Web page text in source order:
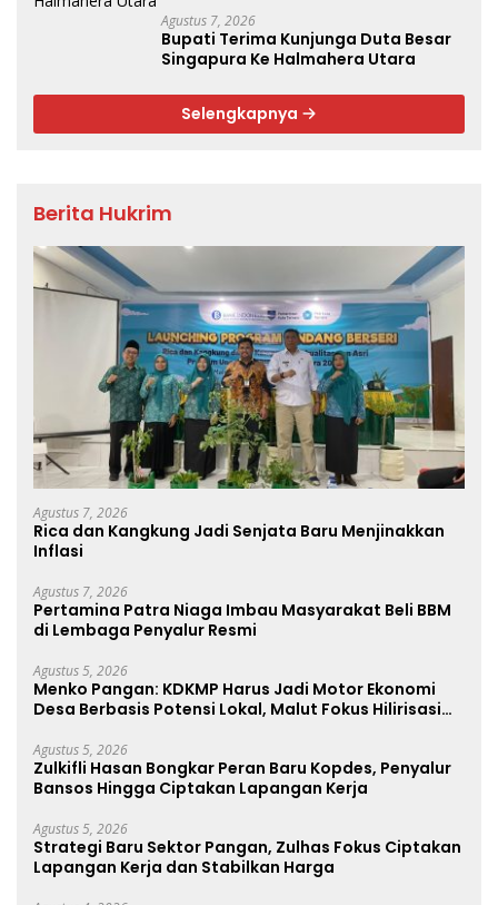
Agustus 7, 2026
Bupati Terima Kunjunga Duta Besar
Singapura Ke Halmahera Utara
Selengkapnya
Berita Hukrim
Agustus 7, 2026
Rica dan Kangkung Jadi Senjata Baru Menjinakkan
Inflasi
Agustus 7, 2026
Pertamina Patra Niaga Imbau Masyarakat Beli BBM
di Lembaga Penyalur Resmi
Agustus 5, 2026
Menko Pangan: KDKMP Harus Jadi Motor Ekonomi
Desa Berbasis Potensi Lokal, Malut Fokus Hilirisasi
Agustus 5, 2026
Zulkifli Hasan Bongkar Peran Baru Kopdes, Penyalur
Bansos Hingga Ciptakan Lapangan Kerja
Agustus 5, 2026
Strategi Baru Sektor Pangan, Zulhas Fokus Ciptakan
Lapangan Kerja dan Stabilkan Harga